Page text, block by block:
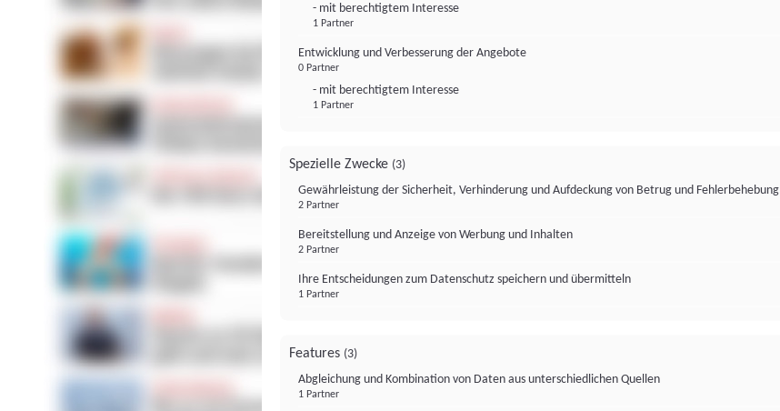
- mit berechtigtem Interesse
1 Partner
Entwicklung und Verbesserung der Angebote
0 Partner
- mit berechtigtem Interesse
1 Partner
Spezielle Zwecke (3)
Gewährleistung der Sicherheit, Verhinderung und Aufdeckung von Betrug und Fehlerbehebung
2 Partner
Bereitstellung und Anzeige von Werbung und Inhalten
2 Partner
Ihre Entscheidungen zum Datenschutz speichern und übermitteln
1 Partner
Features (3)
Abgleichung und Kombination von Daten aus unterschiedlichen Quellen
1 Partner